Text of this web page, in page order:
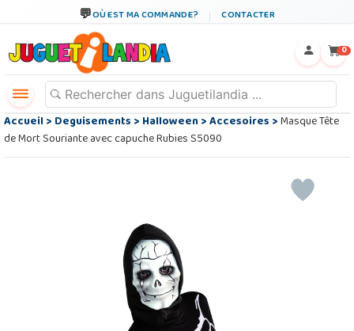
OÙ EST MA COMMANDE? CONTACTER
0
Accueil>Deguisements>Halloween>Accesoires>Masque Tête
de Mort Souriante avec capuche Rubies S5090